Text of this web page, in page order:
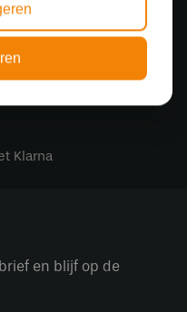
€ 50,-
Klarna
en blijf op de